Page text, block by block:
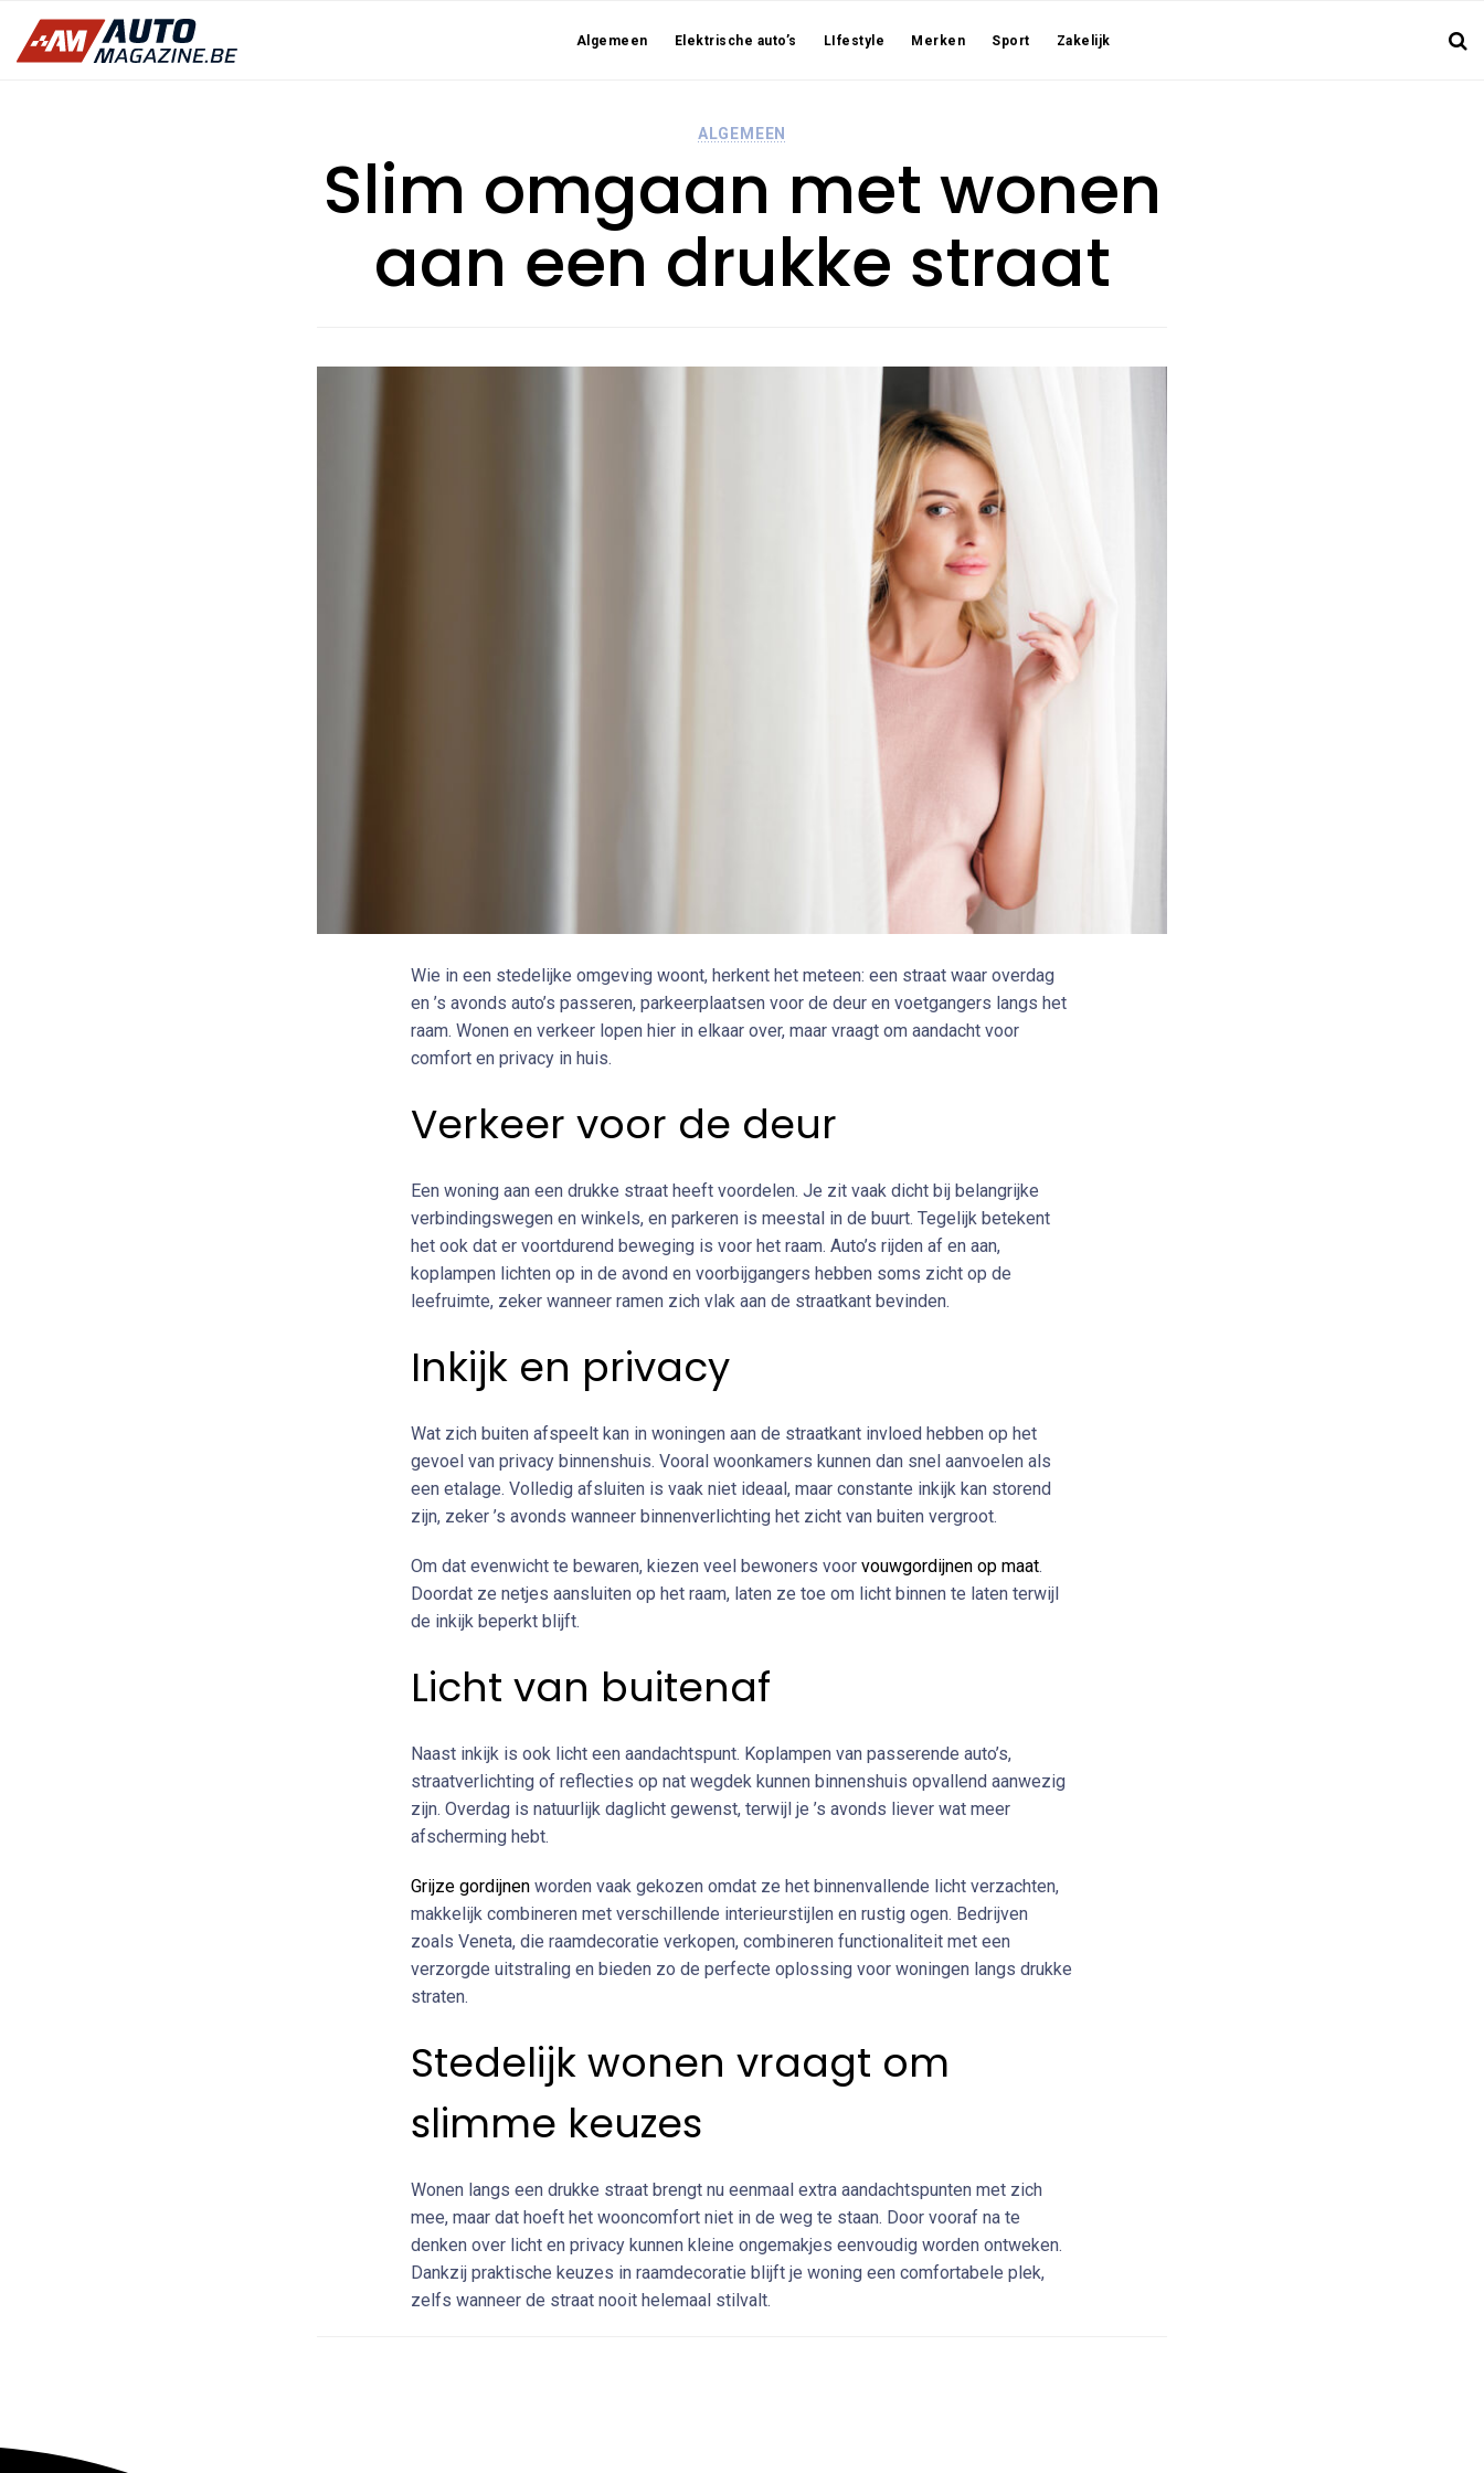
Algemeen Elektrische auto’s LIfestyle Merken Sport Zakelijk
ALGEMEEN
Slim omgaan met wonen
aan een drukke straat
Wie in een stedelijke omgeving woont, herkent het meteen: een straat waar overdag
en ’s avonds auto’s passeren, parkeerplaatsen voor de deur en voetgangers langs het
raam. Wonen en verkeer lopen hier in elkaar over, maar vraagt om aandacht voor
comfort en privacy in huis.
Verkeer voor de deur
Een woning aan een drukke straat heeft voordelen. Je zit vaak dicht bij belangrijke
verbindingswegen en winkels, en parkeren is meestal in de buurt. Tegelijk betekent
het ook dat er voortdurend beweging is voor het raam. Auto’s rijden af en aan,
koplampen lichten op in de avond en voorbijgangers hebben soms zicht op de
leefruimte, zeker wanneer ramen zich vlak aan de straatkant bevinden.
Inkijk en privacy
Wat zich buiten afspeelt kan in woningen aan de straatkant invloed hebben op het
gevoel van privacy binnenshuis. Vooral woonkamers kunnen dan snel aanvoelen als
een etalage. Volledig afsluiten is vaak niet ideaal, maar constante inkijk kan storend
zijn, zeker ’s avonds wanneer binnenverlichting het zicht van buiten vergroot.
Om dat evenwicht te bewaren, kiezen veel bewoners voor vouwgordijnen op maat.
Doordat ze netjes aansluiten op het raam, laten ze toe om licht binnen te laten terwijl
de inkijk beperkt blijft.
Licht van buitenaf
Naast inkijk is ook licht een aandachtspunt. Koplampen van passerende auto’s,
straatverlichting of reflecties op nat wegdek kunnen binnenshuis opvallend aanwezig
zijn. Overdag is natuurlijk daglicht gewenst, terwijl je ’s avonds liever wat meer
afscherming hebt.
Grijze gordijnen worden vaak gekozen omdat ze het binnenvallende licht verzachten,
makkelijk combineren met verschillende interieurstijlen en rustig ogen. Bedrijven
zoals Veneta, die raamdecoratie verkopen, combineren functionaliteit met een
verzorgde uitstraling en bieden zo de perfecte oplossing voor woningen langs drukke
straten.
Stedelijk wonen vraagt om
slimme keuzes
Wonen langs een drukke straat brengt nu eenmaal extra aandachtspunten met zich
mee, maar dat hoeft het wooncomfort niet in de weg te staan. Door vooraf na te
denken over licht en privacy kunnen kleine ongemakjes eenvoudig worden ontweken.
Dankzij praktische keuzes in raamdecoratie blijft je woning een comfortabele plek,
zelfs wanneer de straat nooit helemaal stilvalt.